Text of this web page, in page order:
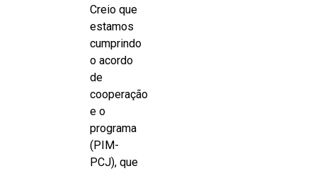
Creio que
estamos
cumprindo
o acordo
de
cooperação
e o
programa
(PIM-
PCJ), que